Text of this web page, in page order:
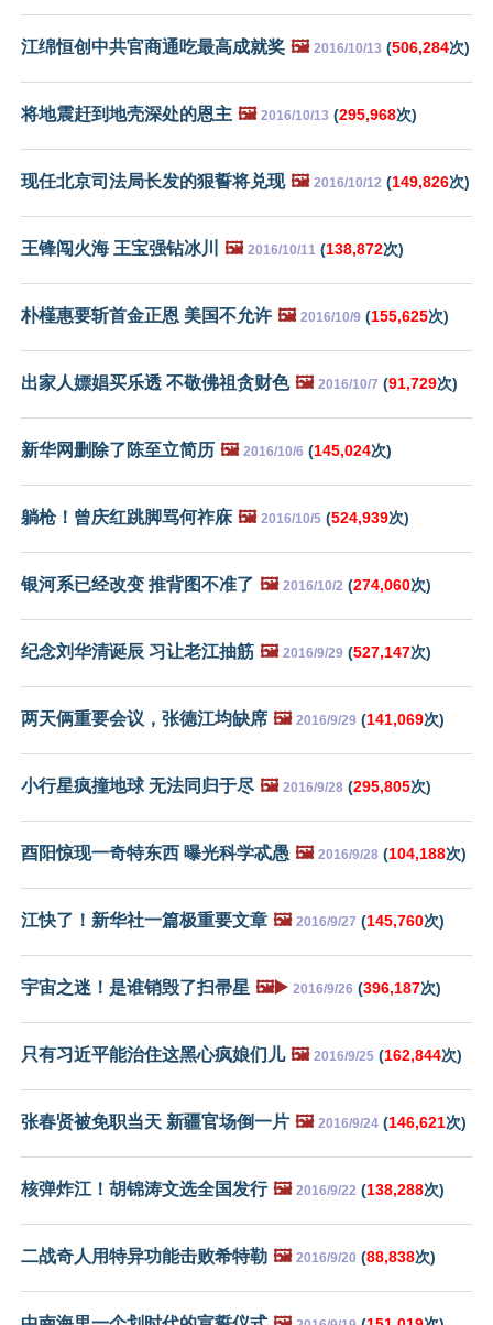
江绵恒创中共官商通吃最高成就奖 🖼️ 2016/10/13 (506,284次)
将地震赶到地壳深处的恩主 🖼️ 2016/10/13 (295,968次)
现任北京司法局长发的狠誓将兑现 🖼️ 2016/10/12 (149,826次)
王锋闯火海 王宝强钻冰川 🖼️ 2016/10/11 (138,872次)
朴槿惠要斩首金正恩 美国不允许 🖼️ 2016/10/9 (155,625次)
出家人嫖娼买乐透 不敬佛祖贪财色 🖼️ 2016/10/7 (91,729次)
新华网删除了陈至立简历 🖼️ 2016/10/6 (145,024次)
躺枪！曾庆红跳脚骂何祚庥 🖼️ 2016/10/5 (524,939次)
银河系已经改变 推背图不准了 🖼️ 2016/10/2 (274,060次)
纪念刘华清诞辰 习让老江抽筋 🖼️ 2016/9/29 (527,147次)
两天俩重要会议，张德江均缺席 🖼️ 2016/9/29 (141,069次)
小行星疯撞地球 无法同归于尽 🖼️ 2016/9/28 (295,805次)
酉阳惊现一奇特东西 曝光科学忒愚 🖼️ 2016/9/28 (104,188次)
江快了！新华社一篇极重要文章 🖼️ 2016/9/27 (145,760次)
宇宙之迷！是谁销毁了扫帚星 🖼️▶️ 2016/9/26 (396,187次)
只有习近平能治住这黑心疯娘们儿 🖼️ 2016/9/25 (162,844次)
张春贤被免职当天 新疆官场倒一片 🖼️ 2016/9/24 (146,621次)
核弹炸江！胡锦涛文选全国发行 🖼️ 2016/9/22 (138,288次)
二战奇人用特异功能击败希特勒 🖼️ 2016/9/20 (88,838次)